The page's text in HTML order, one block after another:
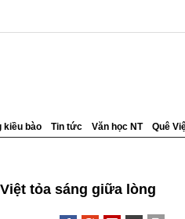
kiều bào Tin tức Văn học NT Quê
tỏa sáng giữa lòng